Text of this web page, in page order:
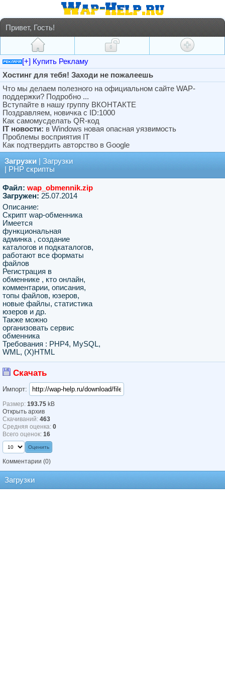
Привет, Гость!
[+] Купить Рекламу
Хостинг для тебя! Заходи не пожалеешь
Что мы делаем полезного на официальном сайте WAP-
поддержки? Подробно ...
Вступайте в нашу группу ВКОНТАКТЕ
Поздравляем, новичка с ID:1000
Как самомусделать QR-код
IT новости: в Windows новая опасная уязвимость
Проблемы восприятия IT
Как подтвердить авторство в Google
Загрузки
Загрузки
PHP скрипты
Файл: wap_obmennik.zip
Загружен: 25.07.2014
Описание:
Скрипт wap-обменника
Имеется
функциональная
админка , создание
каталогов и подкаталогов,
работают все форматы
файлов
Регистрация в
обменнике , кто онлайн,
комментарии, описания,
топы файлов, юзеров,
новые файлы, статистика
юзеров и др.
Также можно
организовать сервис
обменника
Требования : PHP4, MySQL,
WML, (X)HTML
Скачать
Импорт:
Размер: 193.75 kB
Открыть архив
Скачиваний: 463
Средняя оценка: 0
Всего оценок: 16
Комментарии (0)
Загрузки